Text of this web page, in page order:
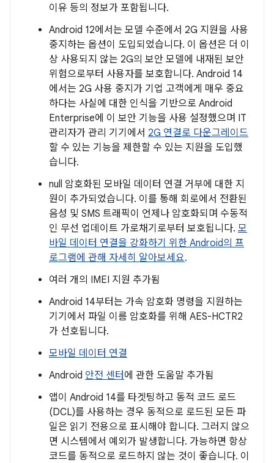
이유 등의 정보가 포함됩니다.
Android 12에서는 모델 수준에서 2G 지원을 사용
중지하는 옵션이 도입되었습니다. 이 옵션은 더 이
상 사용되지 않는 2G의 보안 모델에 내재된 보안
위험으로부터 사용자를 보호합니다. Android 14
에서는 2G 사용 중지가 기업 고객에게 매우 중요
하다는 사실에 대한 인식을 기반으로 Android
Enterprise에 이 보안 기능을 사용 설정했으며 IT
관리자가 관리 기기에서 2G 연결로 다운그레이드
할 수 있는 기능을 제한할 수 있는 지원을 도입했
습니다.
null 암호화된 모바일 데이터 연결 거부에 대한 지
원이 추가되었습니다. 이를 통해 회로에서 전환된
음성 및 SMS 트래픽이 언제나 암호화되며 수동적
인 무선 업데이트 가로채기로부터 보호됩니다. 모
바일 데이터 연결을 강화하기 위한 Android의 프
로그램에 관해 자세히 알아보세요.
여러 개의 IMEI 지원 추가됨
Android 14부터는 가속 암호화 명령을 지원하는
기기에서 파일 이름 암호화를 위해 AES-HCTR2
가 선호됩니다.
모바일 데이터 연결
Android 안전 센터 에 관한 도움말 추가됨
앱이 Android 14를 타겟팅하고 동적 코드 로드
(DCL)를 사용하는 경우 동적으로 로드된 모든 파
일은 읽기 전용으로 표시해야 합니다. 그러지 않으
면 시스템에서 예외가 발생합니다. 가능하면 항상
코드를 동적으로 로드하지 않는 것이 좋습니다. 이